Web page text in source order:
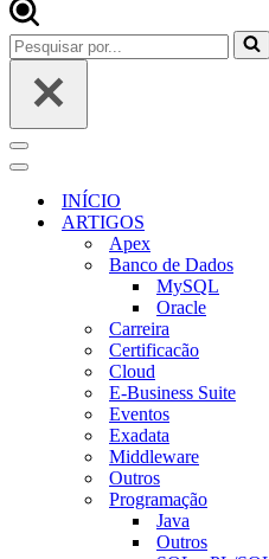
Pesquisar
por...
Menu
de
navegação
Menu
navegaçãoINÍCIO
ARTIGOS
Apex
Banco de Dados
MySQL
Oracle
Carreira
Certificacão
Cloud
E-Business Suite
Eventos
Exadata
Middleware
Outros
Programação
Java
Outros